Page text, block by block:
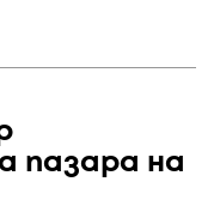
пазара на